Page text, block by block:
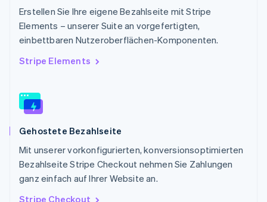
Erstellen Sie Ihre eigene Bezahlseite mit Stripe
Elements – unserer Suite an vorgefertigten,
einbettbaren Nutzeroberflächen-Komponenten.
Stripe Elements
Gehostete Bezahlseite
Mit unserer vorkonfigurierten, konversionsoptimierten
Bezahlseite Stripe Checkout nehmen Sie Zahlungen
ganz einfach auf Ihrer Website an.
Stripe Checkout
Singapur
Slowakei
English
Slowenien
China
English
Español English
ไทย English
Tschechische Republik
English